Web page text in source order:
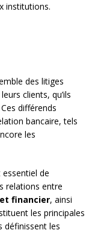
institutions.
des litiges
clients, qu’ils
différends
bancaire, tels
les
de
relations entre
financier, ainsi
les principales
définissent les